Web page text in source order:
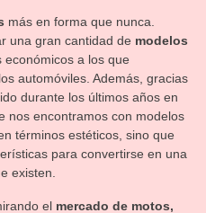
más en forma que nunca.
una gran cantidad de modelos
a los que
automóviles. Además, gracias
durante los últimos años en
nos encontramos con modelos
términos estéticos, sino que
para convertirse en una
existen.
el mercado de motos,